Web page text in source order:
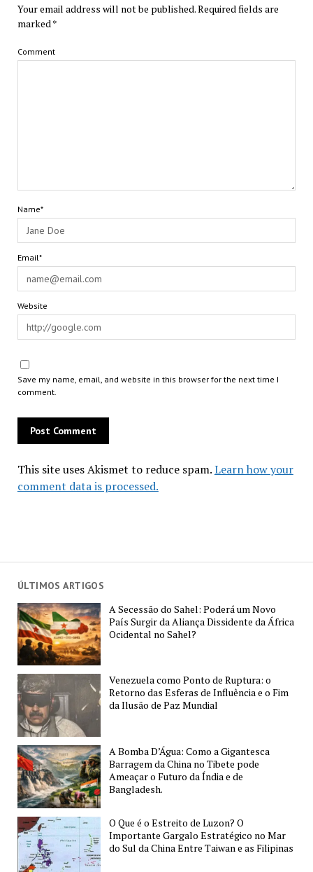
Your email address will not be published.Required fields are
marked *
Comment
Name*
Email*
Website
Save my name, email, and website in this browser for the next time I
comment.
This site uses Akismet to reduce spam.Learn how your
comment data is processed.
ÚLTIMOS ARTIGOS
A Secessão do Sahel: Poderá um Novo
País Surgir da Aliança Dissidente da África
Ocidental no Sahel?
Venezuela como Ponto de Ruptura: o
Retorno das Esferas de Influência e o Fim
da Ilusão de Paz Mundial
A Bomba D’Água: Como a Gigantesca
Barragem da China no Tibete pode
Ameaçar o Futuro da Índia e de
Bangladesh.
O Que é o Estreito de Luzon? O
Importante Gargalo Estratégico no Mar
do Sul da China Entre Taiwan e as Filipinas